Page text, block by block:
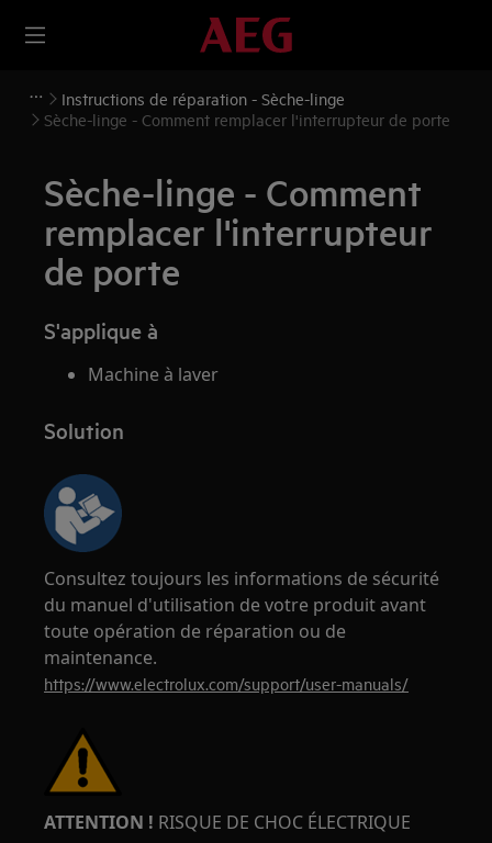
Instructions de réparation - Sèche-linge
Sèche-linge - Comment remplacer l'interrupteur de porte
Sèche-linge - Comment
remplacer l'interrupteur
de porte
S'applique à
Machine à laver
Solution
Consultez toujours les informations de sécurité
du manuel d'utilisation de votre produit avant
toute opération de réparation ou de
maintenance.
https://www.electrolux.com/support/user-manuals/
ATTENTION ! RISQUE DE CHOC ÉLECTRIQUE